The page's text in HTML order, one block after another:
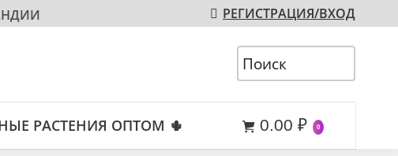
РЕГИСТРАЦИЯ/ВХОД
РАСТЕНИЯ ОПТОМ 🌵 0.00 ₽ 0